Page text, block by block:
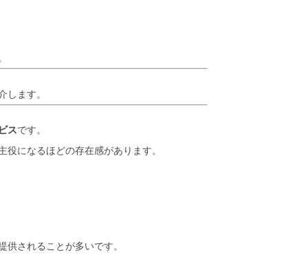
します。
スです。
になるほどの存在感があります。
されることが多いです。